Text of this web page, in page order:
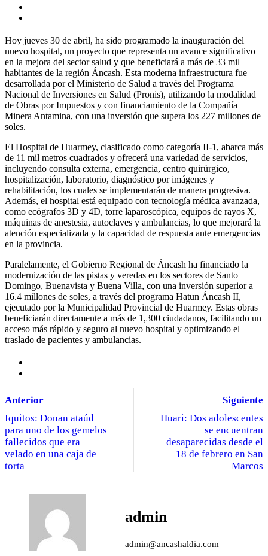
Hoy jueves 30 de abril, ha sido programado la inauguración del
nuevo hospital, un proyecto que representa un avance significativo
en la mejora del sector salud y que beneficiará a más de 33 mil
habitantes de la región Áncash. Esta moderna infraestructura fue
desarrollada por el Ministerio de Salud a través del Programa
Nacional de Inversiones en Salud (Pronis), utilizando la modalidad
de Obras por Impuestos y con financiamiento de la Compañía
Minera Antamina, con una inversión que supera los 227 millones de
soles.
El Hospital de Huarmey, clasificado como categoría II-1, abarca más
de 11 mil metros cuadrados y ofrecerá una variedad de servicios,
incluyendo consulta externa, emergencia, centro quirúrgico,
hospitalización, laboratorio, diagnóstico por imágenes y
rehabilitación, los cuales se implementarán de manera progresiva.
Además, el hospital está equipado con tecnología médica avanzada,
como ecógrafos 3D y 4D, torre laparoscópica, equipos de rayos X,
máquinas de anestesia, autoclaves y ambulancias, lo que mejorará la
atención especializada y la capacidad de respuesta ante emergencias
en la provincia.
Paralelamente, el Gobierno Regional de Áncash ha financiado la
modernización de las pistas y veredas en los sectores de Santo
Domingo, Buenavista y Buena Villa, con una inversión superior a
16.4 millones de soles, a través del programa Hatun Áncash II,
ejecutado por la Municipalidad Provincial de Huarmey. Estas obras
beneficiarán directamente a más de 1,300 ciudadanos, facilitando un
acceso más rápido y seguro al nuevo hospital y optimizando el
traslado de pacientes y ambulancias.
Anterior
Iquitos: Donan ataúd
para uno de los gemelos
fallecidos que era
velado en una caja de
torta
Siguiente
Huari: Dos adolescentes
se encuentran
desaparecidas desde el
18 de febrero en San
Marcos
admin
admin@ancashaldia.com